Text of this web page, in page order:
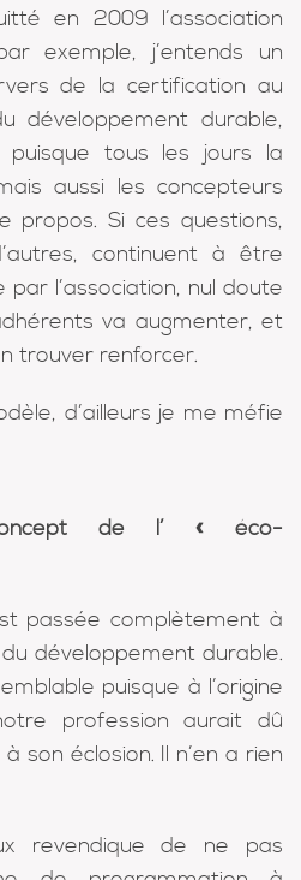
en 2009 l’association
exemple, j’entends un
de la certification au
développement durable,
puisque tous les jours la
aussi les concepteurs
propos. Si ces questions,
continuent à être
par l’association, nul doute
va augmenter, et
trouver renforcer.
d’ailleurs je me méfie
de l’ « éco-
passée complètement à
développement durable.
puisque à l’origine
profession aurait dû
son éclosion. Il n’en a rien
revendique de ne pas